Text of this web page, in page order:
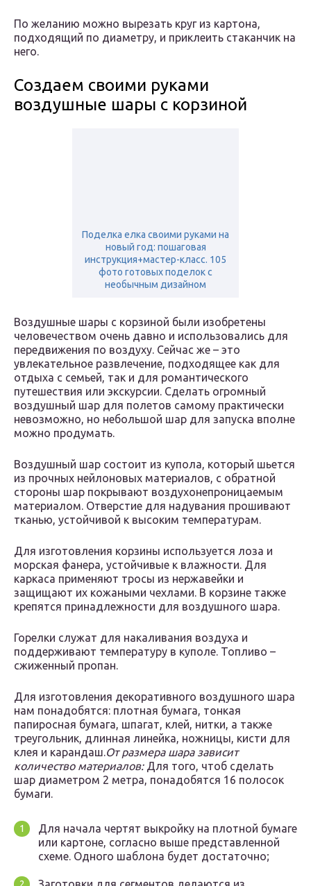
По желанию можно вырезать круг из картона,
подходящий по диаметру, и приклеить стаканчик на
него.
Создаем своими руками
воздушные шары с корзиной
Поделка елка своими руками на
новый год: пошаговая
инструкция+мастер-класс. 105
фото готовых поделок с
необычным дизайном
Воздушные шары с корзиной были изобретены
человечеством очень давно и использовались для
передвижения по воздуху. Сейчас же – это
увлекательное развлечение, подходящее как для
отдыха с семьей, так и для романтического
путешествия или экскурсии. Сделать огромный
воздушный шар для полетов самому практически
невозможно, но небольшой шар для запуска вполне
можно продумать.
Воздушный шар состоит из купола, который шьется
из прочных нейлоновых материалов, с обратной
стороны шар покрывают воздухонепроницаемым
материалом. Отверстие для надувания прошивают
тканью, устойчивой к высоким температурам.
Для изготовления корзины используется лоза и
морская фанера, устойчивые к влажности. Для
каркаса применяют тросы из нержавейки и
защищают их кожаными чехлами. В корзине также
крепятся принадлежности для воздушного шара.
Горелки служат для накаливания воздуха и
поддерживают температуру в куполе. Топливо –
сжиженный пропан.
Для изготовления декоративного воздушного шара
нам понадобятся: плотная бумага, тонкая
папиросная бумага, шпагат, клей, нитки, а также
треугольник, длинная линейка, ножницы, кисти для
клея и карандаш.От размера шара зависит
количество материалов:Для того, чтоб сделать
шар диаметром 2 метра, понадобятся 16 полосок
бумаги.
Для начала чертят выкройку на плотной бумаге
или картоне, согласно выше представленной
схеме. Одного шаблона будет достаточно;